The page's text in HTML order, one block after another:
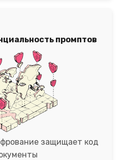
промптов
защищает код